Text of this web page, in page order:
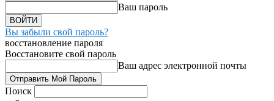
Ваш пароль
Вы забыли свой пароль?
восстановление пароля
Восстановите свой пароль
Ваш адрес электронной почты
Поиск